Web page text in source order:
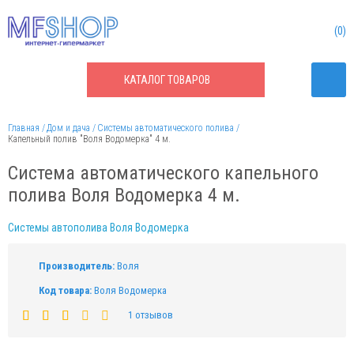
КАТАЛОГТОВАРОВ
0
Главная Дом и дача
Системы автоматического полива
Капельный полив "Воля Водомерка" 4 м.
Система автоматического капельного
полива Воля Водомерка 4 м.
Системы автополива Воля Водомерка
Производитель: Воля
Код товара: Воля Водомерка
1 отзывов